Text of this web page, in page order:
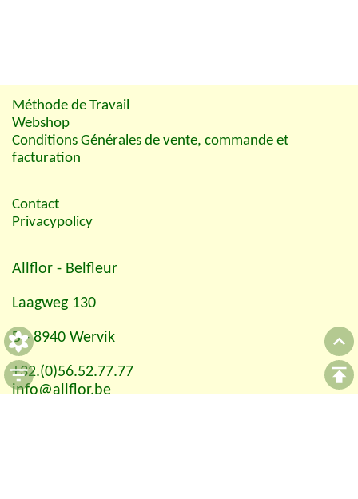
Méthode de Travail
Webshop
Conditions Générales de vente, commande et
facturation
Contact
Privacypolicy
Allflor - Belfleur
Laagweg 130
B - 8940 Wervik
+32.(0)56.52.77.77
info@allflor.be